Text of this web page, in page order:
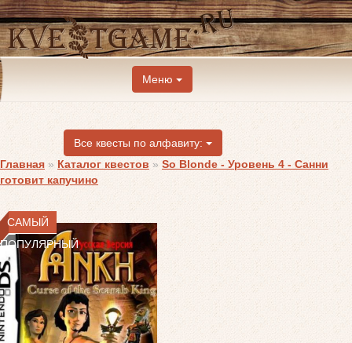
Меню
Все квесты по алфавиту:
Главная » Каталог квестов » So Blonde - Уровень 4 - Санни
готовит капучино
САМЫЙ
ПОПУЛЯРНЫЙ